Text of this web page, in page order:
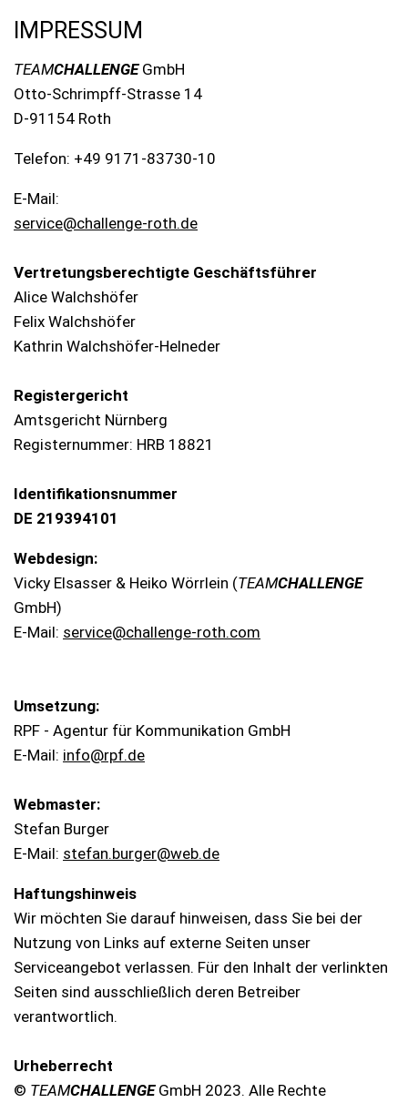
IMPRESSUM
TEAMCHALLENGEGmbH
Otto-Schrimpff-Strasse 14
D-91154 Roth
Telefon: +49 9171-83730-10
E-Mail:
service@challenge-roth.de
Vertretungsberechtigte Geschäftsführer
Alice Walchshöfer
Felix Walchshöfer
Kathrin Walchshöfer-Helneder
Registergericht
Amtsgericht Nürnberg
Registernummer: HRB 18821
Identifikationsnummer
DE 219394101
Webdesign:
Vicky Elsasser & Heiko Wörrlein (TEAMCHALLENGE
GmbH)
E-Mail: service@challenge-roth.com
Umsetzung:
RPF - Agentur für Kommunikation GmbH
E-Mail: info@rpf.de
Webmaster:
Stefan Burger
E-Mail: stefan.burger@web.de
Haftungshinweis
Wir möchten Sie darauf hinweisen, dass Sie bei der
Nutzung von Links auf externe Seiten unser
Serviceangebot verlassen. Für den Inhalt der verlinkten
Seiten sind ausschließlich deren Betreiber
verantwortlich.
Urheberrecht
© TEAMCHALLENGEGmbH 2023. Alle Rechte